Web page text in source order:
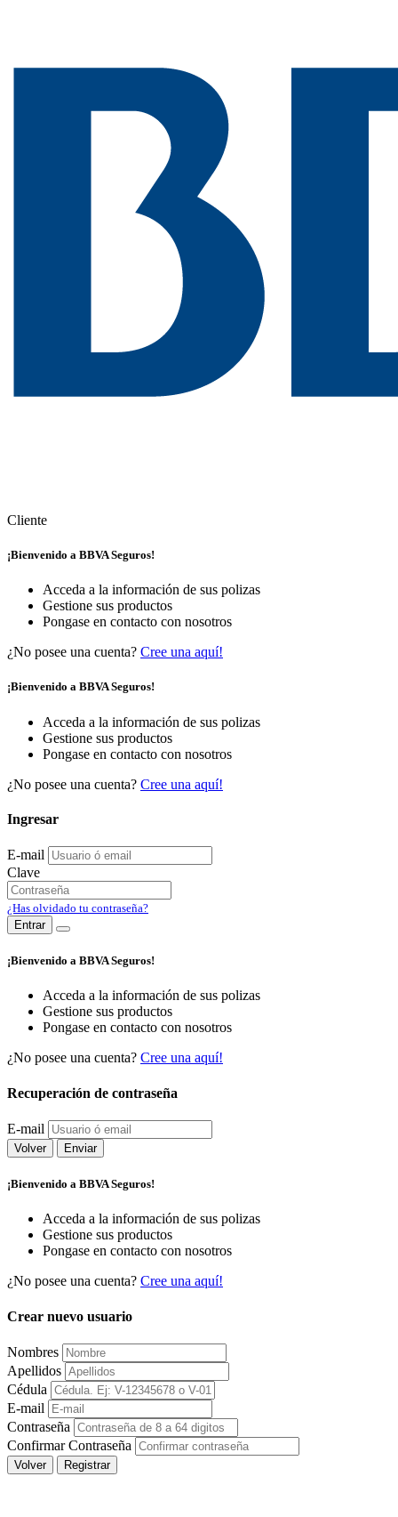
Cliente
¡Bienvenido a BBVA Seguros!
Acceda a la información de sus polizas
Gestione sus productos
Pongase en contacto con nosotros
¿No posee una cuenta? Cree una aquí!
¡Bienvenido a BBVA Seguros!
Acceda a la información de sus polizas
Gestione sus productos
Pongase en contacto con nosotros
¿No posee una cuenta? Cree una aquí!
Ingresar
E-mail
Clave
¿Has olvidado tu contraseña?
Entrar
¡Bienvenido a BBVA Seguros!
Acceda a la información de sus polizas
Gestione sus productos
Pongase en contacto con nosotros
¿No posee una cuenta? Cree una aquí!
Recuperación de contraseña
E-mail
Volver Enviar
¡Bienvenido a BBVA Seguros!
Acceda a la información de sus polizas
Gestione sus productos
Pongase en contacto con nosotros
¿No posee una cuenta? Cree una aquí!
Crear nuevo usuario
Nombres
Apellidos
Cédula
E-mail
Contraseña
Confirmar Contraseña
Volver Registrar